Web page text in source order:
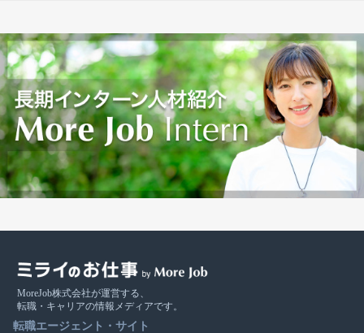
MoreJob株式会社が運営する、
転職・キャリアの情報メディアです。
転職エージェント・サイト